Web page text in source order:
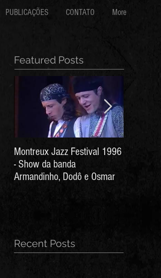
PUBLICAÇÕES CONTATO More
Featured Posts
Montreux Jazz Festival 1996
- Show da banda
Armandinho, Dodô e Osmar
Recent Posts